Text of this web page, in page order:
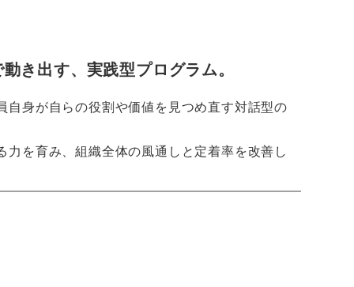
き出す、実践型プログラム。
自身が自らの役割や価値を見つめ直す対話型の
力を育み、組織全体の風通しと定着率を改善し